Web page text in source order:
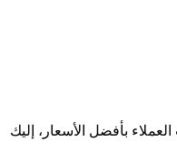
بأفضل الأسعار، إليك